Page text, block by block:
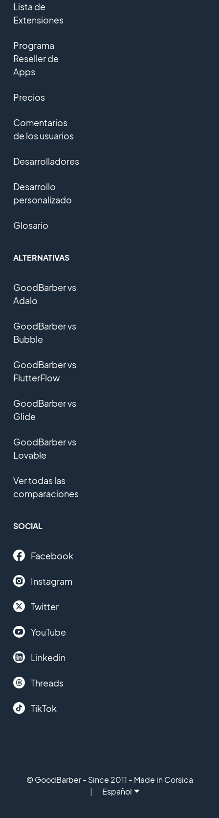
Lista de
Extensiones
Programa
Reseller de
Apps
Precios
Comentarios
de los usuarios
Desarrolladores
Desarrollo
personalizado
Glosario
ALTERNATIVAS
GoodBarber vs
Adalo
GoodBarber vs
Bubble
GoodBarber vs
FlutterFlow
GoodBarber vs
Glide
GoodBarber vs
Lovable
Ver todas las
comparaciones
SOCIAL
Facebook
Instagram
Twitter
YouTube
Linkedin
Threads
TikTok
© GoodBarber - Since 2011 - Made in Corsica
Español